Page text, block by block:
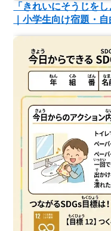
「きれいにそうじを
｜小学生向け宿題・